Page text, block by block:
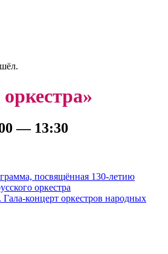
— 13:30
посвящённая 130-летию
оркестра
концерт оркестров народных